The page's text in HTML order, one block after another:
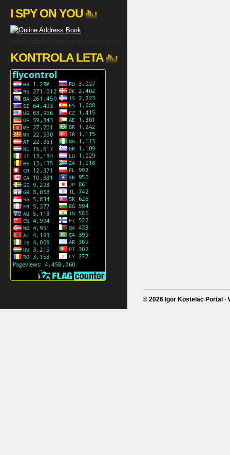
I SPY ON YOU
KONTROLA LETA
© 2026 Igor Kostelac Portal